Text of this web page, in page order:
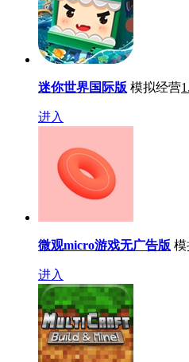
迷你世界国际版 模拟经营
进入
微观micro游戏无广告版 模
进入